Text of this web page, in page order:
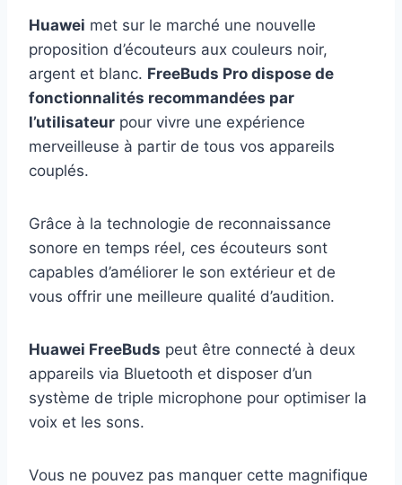
Huawei met sur le marché une nouvelle
proposition d’écouteurs aux couleurs noir,
argent et blanc. FreeBuds Pro dispose de
fonctionnalités recommandées par
l’utilisateur pour vivre une expérience
merveilleuse à partir de tous vos appareils
couplés.
Grâce à la technologie de reconnaissance
sonore en temps réel, ces écouteurs sont
capables d’améliorer le son extérieur et de
vous offrir une meilleure qualité d’audition.
Huawei FreeBuds peut être connecté à deux
appareils via Bluetooth et disposer d’un
système de triple microphone pour optimiser la
voix et les sons.
Vous ne pouvez pas manquer cette magnifique